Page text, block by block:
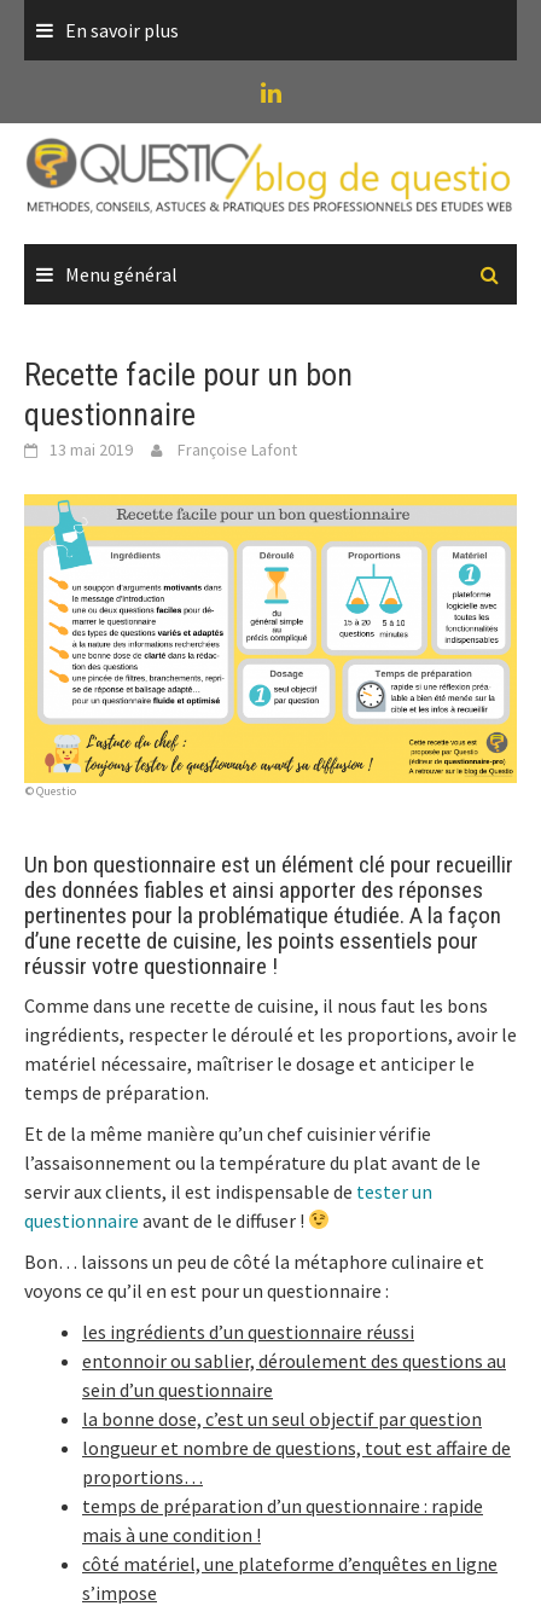
En savoir plus
Menu général
Recette facile pour un bon
questionnaire
13 mai 2019 Françoise Lafont
© Questio
Un bon questionnaire est un élément clé pour recueillir
des données fiables et ainsi apporter des réponses
pertinentes pour la problématique étudiée. A la façon
d’une recette de cuisine, les points essentiels pour
réussir votre questionnaire !
Comme dans une recette de cuisine, il nous faut les bons
ingrédients, respecter le déroulé et les proportions, avoir le
matériel nécessaire, maîtriser le dosage et anticiper le
temps de préparation.
Et de la même manière qu’un chef cuisinier vérifie
l’assaisonnement ou la température du plat avant de le
servir aux clients, il est indispensable de tester un
questionnaire avant de le diffuser !
Bon… laissons un peu de côté la métaphore culinaire et
voyons ce qu’il en est pour un questionnaire :
les ingrédients d’un questionnaire réussi
entonnoir ou sablier, déroulement des questions au
sein d’un questionnaire
la bonne dose, c’est un seul objectif par question
longueur et nombre de questions, tout est affaire de
proportions…
temps de préparation d’un questionnaire : rapide
mais à une condition !
côté matériel, une plateforme d’enquêtes en ligne
s’impose